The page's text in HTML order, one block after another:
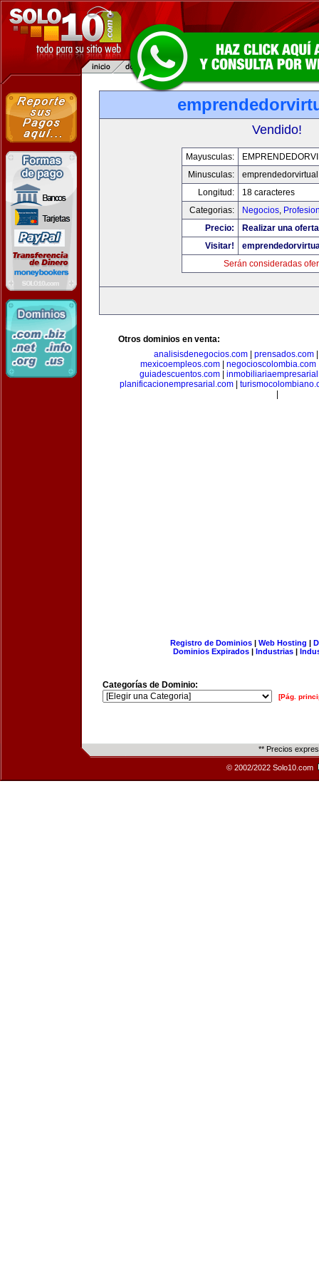
Vendido!
Mayusculas:
Minusculas:
Longitud:
18 caracteres
Categorias:
Negocios,
Precio:
Realizar una
Visitar!
Serán consideradas
Otros dominios en venta:
analisisdenegocios.com
prensados.com
mexicoempleos.com
negocioscolombia.com
guiadescuentos.com
planificacionempresarial.com
Registro de Dominios| Web Hosting |
Dominios Expirados | Industrias |
Categorías de Dominio:
[Pág.
** Precios
© 2002/2022 Solo10.com